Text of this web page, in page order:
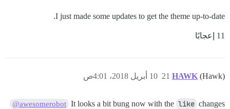
I just made some updates to get the theme up-to-date.
11 إعجابًا
HAWK (Hawk) 10 أبريل 2018، 4:01ص 21
It looks a bit bung now with the like changes
@awesomerobot